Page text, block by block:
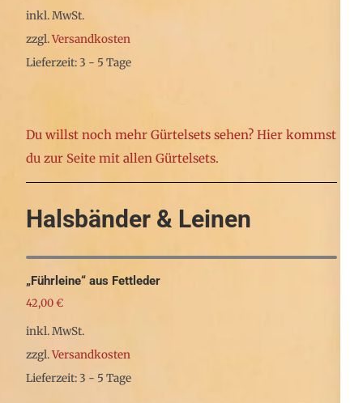
Varianten
auf.
Die
auf
der
werden
inkl. MwSt.
zzgl.Versandkosten
Lieferzeit: 3 - 5 Tage
weist
mehrere
Varianten
Die
können
auf
Du willst noch mehr Gürtelsets sehen? Hier kommst
du zur Seite mit allen Gürtelsets.
Halsbänder & Leinen
„Führleine“ aus Fettleder
42,00€
inkl. MwSt.
zzgl.Versandkosten
Lieferzeit: 3 - 5 Tage